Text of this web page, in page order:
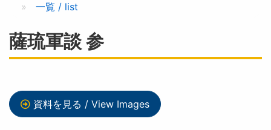
一覧 / list
薩琉軍談 参
資料を見る / View Images